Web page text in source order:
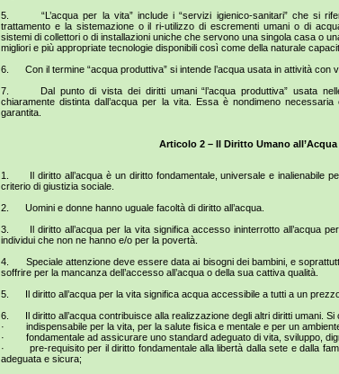
5. “L’acqua per la vita” include i “servizi igienico-sanitari” che si
trattamento e la sistemazione o il ri-utilizzo di escrementi umani o di
sistemi di collettori o di installazioni uniche che servono una singola casa o
migliori e più appropriate tecnologie disponibili così come della naturale
6. Con il termine “acqua produttiva” si intende l’acqua usata in attività con
7. Dal punto di vista dei diritti umani “l’acqua produttiva” usata
chiaramente distinta dall’acqua per la vita. Essa è nondimeno
garantita.
Articolo 2 – Il Diritto Umano all’Acqua
1. Il diritto all’acqua è un diritto fondamentale, universale e inalienabile
criterio di giustizia sociale.
2. Uomini e donne hanno uguale facoltà di diritto all’acqua.
3. Il diritto all’acqua per la vita significa accesso ininterrotto all’acqua
individui che non ne hanno e/o per la povertà.
4. Speciale attenzione deve essere data ai bisogni dei bambini, e
soffrire per la mancanza dell’accesso all’acqua o della sua cattiva qualità.
5. Il diritto all’acqua per la vita significa acqua accessibile a tutti a un
6. Il diritto all’acqua contribuisce alla realizzazione degli altri diritti umani. Si
· indispensabile per la vita, per la salute fisica e mentale e per un
· fondamentale ad assicurare uno standard adeguato di vita, sviluppo,
· pre-requisito per il diritto fondamentale alla libertà dalla sete e dalla
adeguata e sicura;